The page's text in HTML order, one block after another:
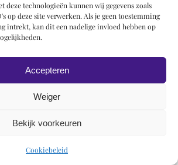
deze technologieën kunnen wij gegevens zoals
op deze site verwerken. Als je geen toestemming
intrekt, kan dit een nadelige invloed hebben op
Accepteren
Weiger
Bekijk voorkeuren
Cookiebeleid